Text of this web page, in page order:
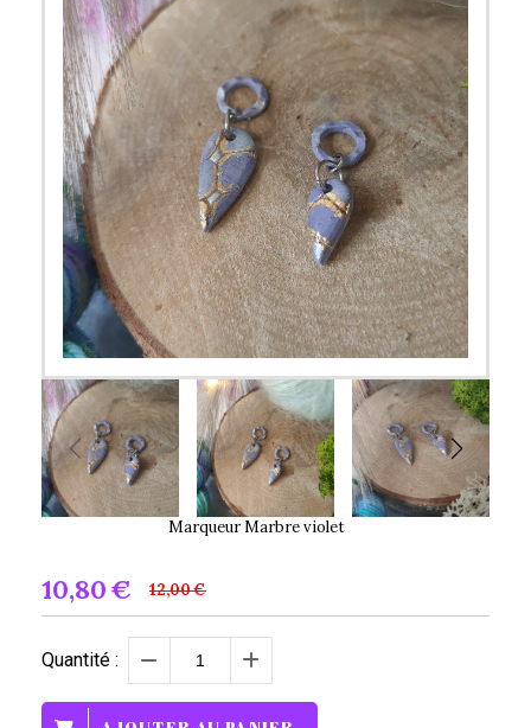
Marqueur Marbre violet
10,80€ 12,00€
Quantité :